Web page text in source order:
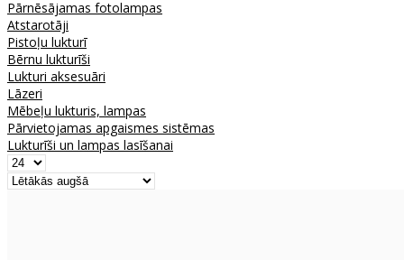
Pārnēsājamas fotolampas
Atstarotāji
Pistoļu lukturī
Bērnu lukturīši
Lukturi aksesuāri
Lāzeri
Mēbeļu lukturis, lampas
Pārvietojamas apgaismes sistēmas
Lukturīši un lampas lasīšanai